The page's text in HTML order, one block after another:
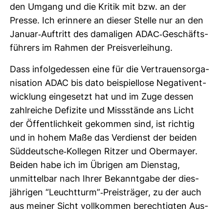
den Umgang und die Kritik mit bzw. an der
Presse. Ich erin­nere an dieser Stelle nur an den
Januar-​Auf­tritt des dama­ligen ADAC-​Geschäfts­
füh­rers im Rahmen der Preis­ver­lei­hung.
Dass infol­ge­dessen eine für die Ver­trau­ens­or­ga­
ni­sa­tion ADAC bis dato bei­spiel­lose Nega­tiv­ent­
wick­lung ein­ge­setzt hat und im Zuge dessen
zahl­reiche Defi­zite und Miss­stände ans Licht
der Öffent­lich­keit gekommen sind, ist richtig
und in hohem Maße das Ver­dienst der beiden
Süd­deut­sche-​Kol­legen Ritzer und Ober­mayer.
Beiden habe ich im Übrigen am Dienstag,
unmit­telbar nach Ihrer Bekannt­gabe der dies­
jäh­rigen “Leucht­turm”-​Preis­träger, zu der auch
aus meiner Sicht voll­kommen berech­tigten Aus­